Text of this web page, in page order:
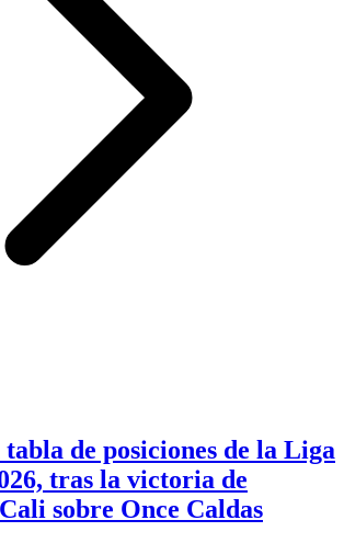
de posiciones de la Liga
tras la victoria de
sobre Once Caldas